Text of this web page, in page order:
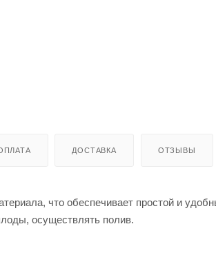
ДОСТАВКА ОТЗЫВЫ
что обеспечивает простой и
осуществлять полив.